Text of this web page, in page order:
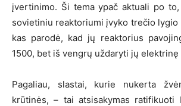
įvertinimo. Ši tema ypač aktuali po
sovietiniu reaktoriumi įvyko trečio lygio
kas parodė, kad jų reaktorius
1500, bet iš vengrų uždaryti jų elektrinę
Pagaliau, slastai, kurie nukerta
krūtinės, – tai atsisakymas ratifikuoti